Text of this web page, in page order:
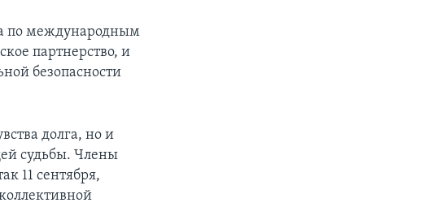
по международным
партнерство, и
безопасности
долга, но и
судьбы. Члены
11 сентября,